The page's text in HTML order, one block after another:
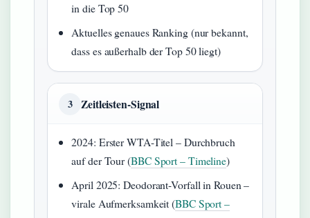
in die Top 50
Aktuelles genaues Ranking (nur bekannt,
dass es außerhalb der Top 50 liegt)
3 Zeitleisten-Signal
2024: Erster WTA-Titel – Durchbruch
auf der Tour (BBC Sport – Timeline)
April 2025: Deodorant-Vorfall in Rouen –
virale Aufmerksamkeit (BBC Sport –